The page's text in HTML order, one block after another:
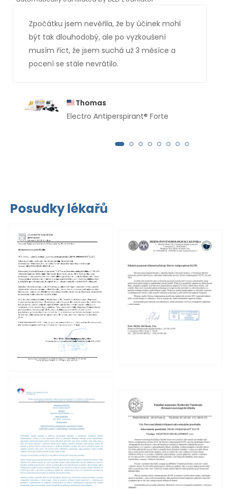
Zpočátku jsem nevěřila, že by účinek mohl
být tak dlouhodobý, ale po vyzkoušení
musím říct, že jsem suchá už 3 měsíce a
pocení se stále nevrátilo.
Thomas
Electro Antiperspirant® Forte
Posudky lékařů